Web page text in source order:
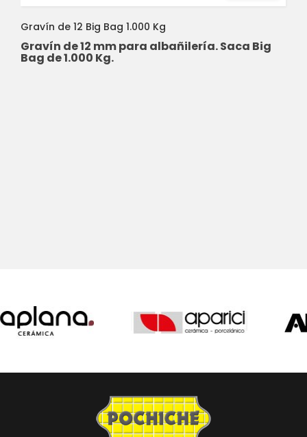
Gravín de 12 Big Bag 1.000 Kg
Gravín de 12 mm para albañilería. Saca Big
Bag de 1.000 Kg.